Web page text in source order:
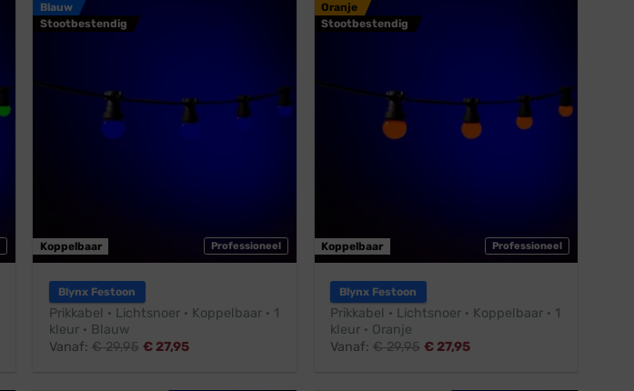
Blauw
Stootbestendig
Professioneel
Koppelbaar
Blynx Festoon
Prikkabel · Lichtsnoer · Koppelbaar · 1
kleur · Blauw
Vanaf: €29,95 € 27,95
Oranje
Stootbestendig
Professioneel
Koppelbaar
Blynx Festoon
Prikkabel · Lichtsnoer · Koppelbaar · 1
kleur · Oranje
Vanaf: €29,95 € 27,95